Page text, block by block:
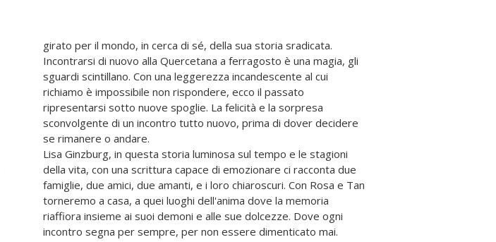
girato per il mondo, in cerca di sé, della sua storia sradicata.
Incontrarsi di nuovo alla Quercetana a ferragosto è una magia, gli
sguardi scintillano. Con una leggerezza incandescente al cui
richiamo è impossibile non rispondere, ecco il passato
ripresentarsi sotto nuove spoglie. La felicità e la sorpresa
sconvolgente di un incontro tutto nuovo, prima di dover decidere
se rimanere o andare.
Lisa Ginzburg, in questa storia luminosa sul tempo e le stagioni
della vita, con una scrittura capace di emozionare ci racconta due
famiglie, due amici, due amanti, e i loro chiaroscuri. Con Rosa e Tan
torneremo a casa, a quei luoghi dell'anima dove la memoria
riaffiora insieme ai suoi demoni e alle sue dolcezze. Dove ogni
incontro segna per sempre, per non essere dimenticato mai.